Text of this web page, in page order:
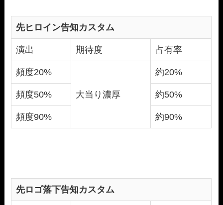
先ヒロイン告知カスタム
演出 期待度 占有率
頻度20%
大当り濃厚
約20%
頻度50% 約50%
頻度90% 約90%
先ロゴ落下告知カスタム